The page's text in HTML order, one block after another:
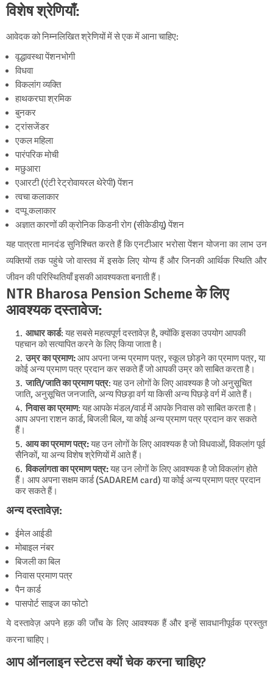
विशेष श्रेणियाँ:
आवेदक को निम्नलिखित श्रेणियों में से एक में आना चाहिए:
वृद्धावस्था पेंशनभोगी
विधवा
विकलांग व्यक्ति
हाथकरघा श्रमिक
बुनकर
ट्रांसजेंडर
एकल महिला
पारंपरिक मोची
मछुआरा
एआरटी (एंटी रेट्रोवायरल थेरेपी) पेंशन
त्वचा कलाकार
दप्पू कलाकार
अज्ञात कारणों की क्रोनिक किडनी रोग (सीकेडीयू) पेंशन
यह पात्रता मानदंड सुनिश्चित करते हैं कि एनटीआर भरोसा पेंशन योजना का लाभ उन
व्यक्तियों तक पहुंचे जो वास्तव में इसके लिए योग्य हैं और जिनकी आर्थिक स्थिति और
जीवन की परिस्थितियाँ इसकी आवश्यकता बनाती हैं।
NTR Bharosa Pension Scheme के लिए
आवश्यक दस्तावेज:
आधार कार्ड: यह सबसे महत्वपूर्ण दस्तावेज़ है, क्योंकि इसका उपयोग आपकी
पहचान को सत्यापित करने के लिए किया जाता है।
उम्र का प्रमाण:आप अपना जन्म प्रमाण पत्र, स्कूल छोड़ने का प्रमाण पत्र, या
कोई अन्य प्रमाण पत्र प्रदान कर सकते हैं जो आपकी उम्र को साबित करता है।
जाति/जाति का प्रमाण पत्र: यह उन लोगों के लिए आवश्यक है जो अनुसूचित
जाति, अनुसूचित जनजाति, अन्य पिछड़ा वर्ग या किसी अन्य पिछड़े वर्ग में आते हैं।
निवास का प्रमाण: यह आपके मंडल/वार्ड में आपके निवास को साबित करता है।
आप अपना राशन कार्ड, बिजली बिल, या कोई अन्य प्रमाण पत्र प्रदान कर सकते
हैं।
आय का प्रमाण पत्र:यह उन लोगों के लिए आवश्यक है जो विधवाओं, विकलांग पूर्व
सैनिकों, या अन्य विशेष श्रेणियों में आते हैं।
विकलांगता का प्रमाण पत्र:यह उन लोगों के लिए आवश्यक है जो विकलांग होते
हैं। आप अपना सक्षम कार्ड (SADAREM card) या कोई अन्य प्रमाण पत्र प्रदान
कर सकते हैं।
अन्य दस्तावेज़:
ईमेल आईडी
मोबाइल नंबर
बिजली का बिल
निवास प्रमाण पत्र
पैन कार्ड
पासपोर्ट साइज का फोटो
ये दस्तावेज़ अपने हक़ की जाँच के लिए आवश्यक हैं और इन्हें सावधानीपूर्वक प्रस्तुत
करना चाहिए।
आप ऑनलाइन स्टेटस क्यों चेक करना चाहिए?